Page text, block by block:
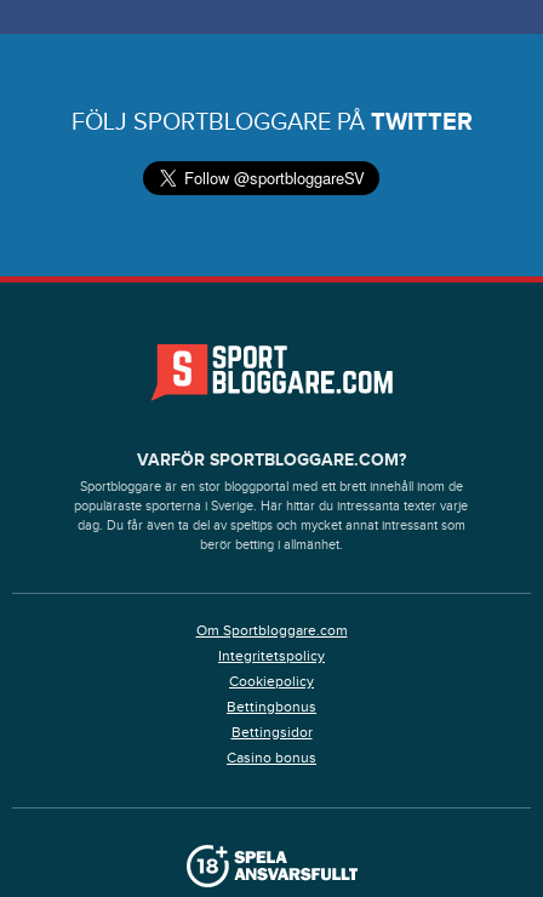
FÖLJ SPORTBLOGGARE PÅ TWITTER
VARFÖR SPORTBLOGGARE.COM?
Sportbloggare är en stor bloggportal med ett brett innehåll inom de
populäraste sporterna i Sverige. Här hittar du intressanta texter varje
dag. Du får även ta del av speltips och mycket annat intressant som
berör betting i allmänhet.
Om Sportbloggare.com
Integritetspolicy
Cookiepolicy
Bettingbonus
Bettingsidor
Casino bonus